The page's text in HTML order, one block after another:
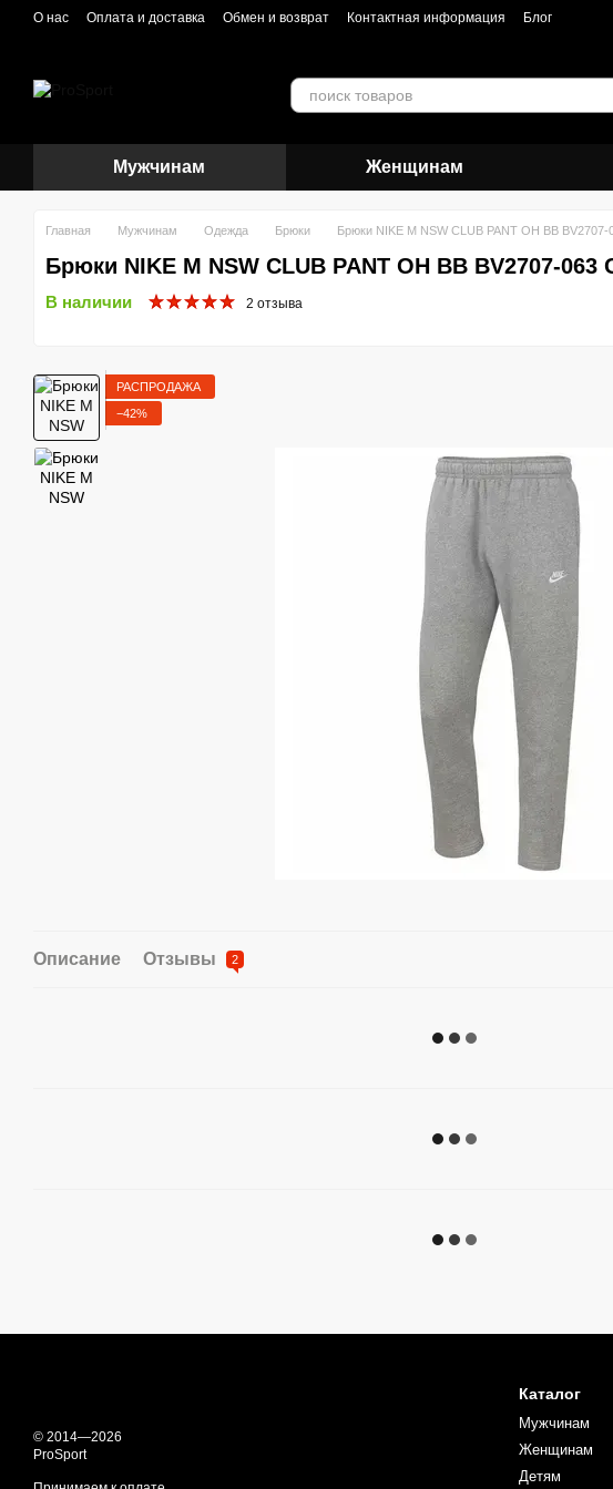
Перейти к основному контенту
О нас Оплата и доставка Обмен и возврат Контактная информация Блог
Мужчинам Женщинам
Главная Мужчинам Одежда Брюки Брюки NIKE M NSW CLUB PANT OH BB
Брюки NIKE M NSW CLUB PANT OH BB BV2707-063
В наличии 2 отзыва
РАСПРОДАЖА
−42%
Описание Отзывы 2
© 2014—2026
ProSport
Каталог
Мужчинам
Женщинам
Детям